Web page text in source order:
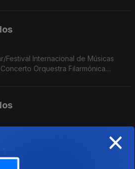
Festival Internacional de Músicas
Orquestra Filarmónica
Lisboa/Festival no Outono de 22/11
4/12 das 10h00 às 17h00 no×